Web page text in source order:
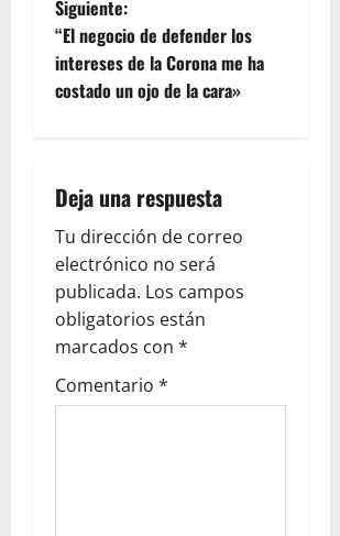
v
e
c
i
ó
n
d
Siguiente:
“El negocio de defender los
intereses de la Corona me ha
costado un ojo de la cara»
Deja una respuesta
Tu dirección de correo
electrónico no será
publicada. Los campos
obligatorios están
marcados con *
Comentario *